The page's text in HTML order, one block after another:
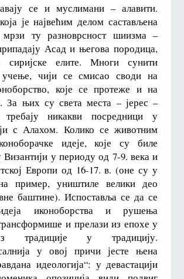
се и муслимани – алавити.
је највећим делом састављена
ту разноврсност шиизма –
Асад и његова породица,
елите. Многи сунити
учење, чији се смисао своди на
које се протеже и на
За њих су света места – јерес –
никакви посредници у
с Алахом. Колико се животним
идеје, које су биле
Византији у периоду од 7-9. века и
Европи од 16-17. в. (оне су у
на пример, уништиле велики део
баштине). Испоставља се да се
иконоборства и рушења
и прелази из епохе у
традиције у традицију.
у овој причи јесте њена
идеологија“: у девастацији